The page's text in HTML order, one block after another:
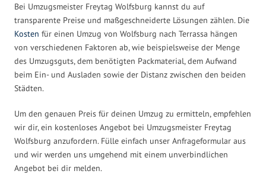
Bei Umzugsmeister Freytag Wolfsburg kannst du auf
transparente Preise und maßgeschneiderte Lösungen zählen. Die
Kosten für einen Umzug von Wolfsburg nach Terrassa hängen
von verschiedenen Faktoren ab, wie beispielsweise der Menge
des Umzugsguts, dem benötigten Packmaterial, dem Aufwand
beim Ein- und Ausladen sowie der Distanz zwischen den beiden
Städten.
Um den genauen Preis für deinen Umzug zu ermitteln, empfehlen
wir dir, ein kostenloses Angebot bei Umzugsmeister Freytag
Wolfsburg anzufordern. Fülle einfach unser Anfrageformular aus
und wir werden uns umgehend mit einem unverbindlichen
Angebot bei dir melden.